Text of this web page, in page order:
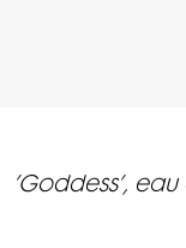
’Goddess’,